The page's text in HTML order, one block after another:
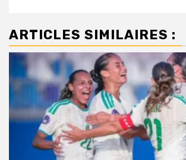
ARTICLES SIMILAIRES :